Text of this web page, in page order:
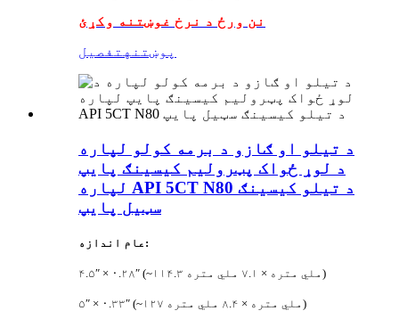
نن ورځ د نرخ غوښتنه وکړئ
پوښتنه تفصیل
د تیلو او ګازو د برمه کولو لپاره
د لوړ ځواک پټرولیم کیسینګ پایپ
لپاره API 5CT N80 د تیلو کیسینګ
سټیل پایپ
عام اندازه:
۴.۵″ × ۰.۲۸″ (~۱۱۴.۳ ملي متره × ۷.۱ ملي متره)
۵″ × ۰.۳۳″ (~۱۲۷ ملي متره × ۸.۴ ملي متره)